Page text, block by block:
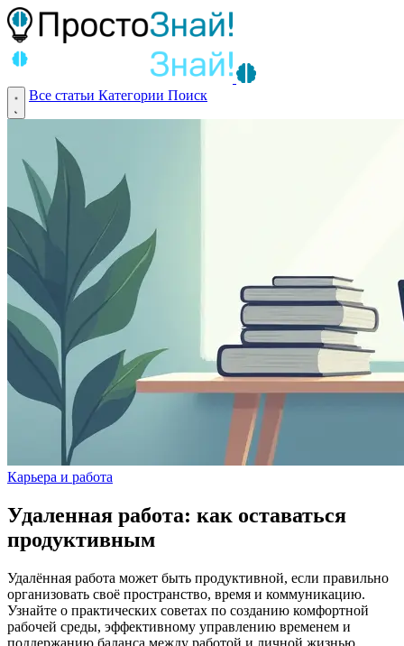
Все статьи Категории Поиск
Карьера и работа
Удаленная работа: как оставаться
продуктивным
Удалённая работа может быть продуктивной, если правильно
организовать своё пространство, время и коммуникацию.
Узнайте о практических советах по созданию комфортной
рабочей среды, эффективному управлению временем и
поддержанию баланса между работой и личной жизнью.